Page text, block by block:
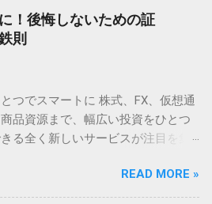
！後悔しないための証
則
つでスマートに 株式、FX、仮想通
品資源まで、幅広い投資をひとつ
る全く新しいサービスが注目を集
ートできるのが魅力です。 ✅ いつ
始めてみる 「将来のために何か始
READ MORE »